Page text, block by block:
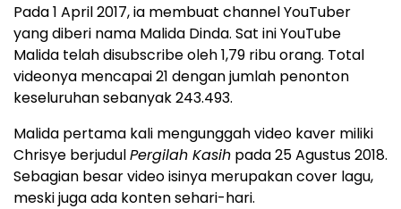
Pada 1 April 2017, ia membuat channel YouTuber
yang diberi nama Malida Dinda. Sat ini YouTube
Malida telah disubscribe oleh 1,79 ribu orang. Total
videonya mencapai 21 dengan jumlah penonton
keseluruhan sebanyak 243.493.
Malida pertama kali mengunggah video kaver miliki
Chrisye berjudulPergilah Kasih pada 25 Agustus 2018.
Sebagian besar video isinya merupakan cover lagu,
meski juga ada konten sehari-hari.